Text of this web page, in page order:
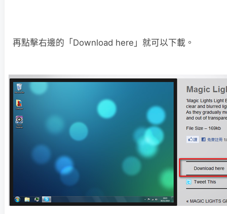
再點擊右邊的「Download here」就可以下載。